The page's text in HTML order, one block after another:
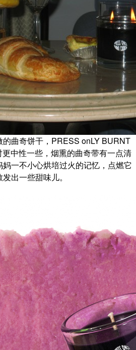
曲奇饼干，PRESS onLY BURNT
中性一些，烟熏的曲奇带有一点清
一不小心烘培过火的记忆，点燃它
出一些甜味儿。